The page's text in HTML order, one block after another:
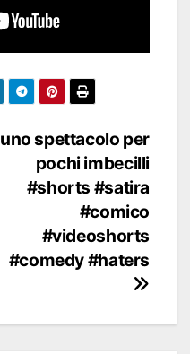
uno spettacolo per
pochi imbecilli
#shorts #satira
#comico
#videoshorts
#comedy #haters